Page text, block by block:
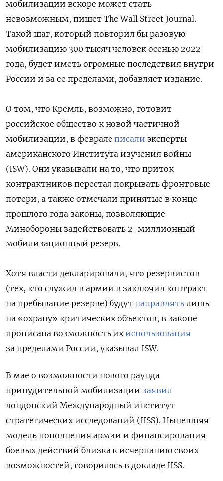
мобилизации вскоре может стать
невозможным, пишет The Wall Street Journal.
Такой шаг, который повторил бы разовую
мобилизацию 300 тысяч человек осенью 2022
года, будет иметь огромные последствия внутри
России и за ее пределами, добавляет издание.
О том, что Кремль, возможно, готовит
российское общество к новой частичной
мобилизации, в феврале писали эксперты
американского Института изучения войны
(ISW). Они указывали на то, что приток
контрактников перестал покрывать фронтовые
потери, а также отмечали принятые в конце
прошлого года законы, позволяющие
Минобороны задействовать 2-миллионный
мобилизационный резерв.
Хотя власти декларировали, что резервистов
(тех, кто служил в армии в заключил контракт
на пребывание резерве) будут направлять лишь
на «охрану» критических объектов, в законе
прописана возможность ихиспользования
за пределами России, указывал ISW.
В мае о возможности нового раунда
принудительной мобилизации заявил
лондонский Международный институт
стратегических исследований (IISS). Нынешняя
модель пополнения армии и финансирования
боевых действий близка к исчерпанию своих
возможностей, говорилось в докладе IISS.